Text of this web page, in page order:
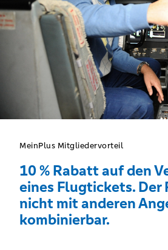
MeinPlus Mitgliedervorteil
10 % Rabatt auf den
eines Flugtickets. Der
nicht mit anderen
kombinierbar.